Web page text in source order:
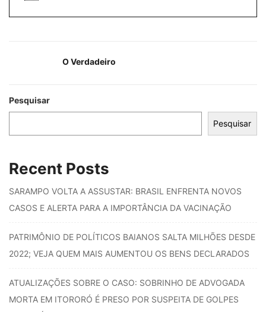
O Verdadeiro
Pesquisar
Pesquisar
Recent Posts
SARAMPO VOLTA A ASSUSTAR: BRASIL ENFRENTA NOVOS
CASOS E ALERTA PARA A IMPORTÂNCIA DA VACINAÇÃO
PATRIMÔNIO DE POLÍTICOS BAIANOS SALTA MILHÕES DESDE
2022; VEJA QUEM MAIS AUMENTOU OS BENS DECLARADOS
ATUALIZAÇÕES SOBRE O CASO: SOBRINHO DE ADVOGADA
MORTA EM ITORORÓ É PRESO POR SUSPEITA DE GOLPES